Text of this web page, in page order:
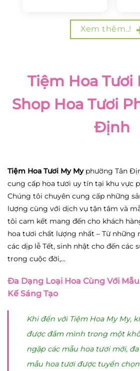
Xem thêm..!
Tiệm Hoa Tươi
Shop Hoa Tươi
Định
Tiệm Hoa Tươi My Myphường Tân
cung cấp hoa tươi uy tín tại khu vực
Chúng tôi chuyên cung cấp những
lượng cùng với dịch vụ tận tâm và
tôi cam kết mang đến cho khách
hoa tươi chất lượng nhất – Từ những
các dịp lễ Tết, sinh nhật cho đến các
trong cuộc đời,…
Đa Dạng Loại Hoa Cùng Với
Kế Sáng Tạo
Khi đến với Tiệm Hoa My My,
được đắm mình trong một
ngập các mẫu hoa tươi mới,
mẫu hoa tươi được tuyển